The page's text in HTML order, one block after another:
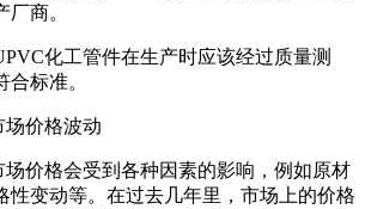
商。
化工管件在生产时应该经过质量测
标准。
场价格波动
价格会受到各种因素的影响，例如原材
性变动等。在过去几年里，市场上的价格